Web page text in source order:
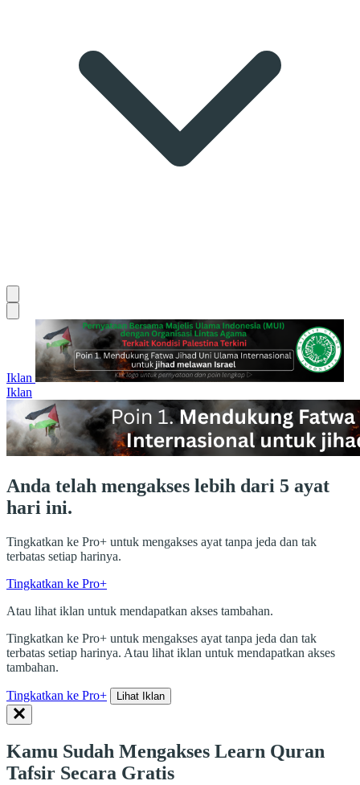
Iklan
Iklan
Anda telah mengakses lebih dari 5 ayat
hari ini.
Tingkatkan ke Pro+ untuk mengakses ayat tanpa jeda dan tak
terbatas setiap harinya.
Tingkatkan ke Pro+
Atau lihat iklan untuk mendapatkan akses tambahan.
Tingkatkan ke Pro+ untuk mengakses ayat tanpa jeda dan tak
terbatas setiap harinya. Atau lihat iklan untuk mendapatkan akses
tambahan.
Tingkatkan ke Pro+ Lihat Iklan
Kamu Sudah Mengakses Learn Quran
Tafsir Secara Gratis